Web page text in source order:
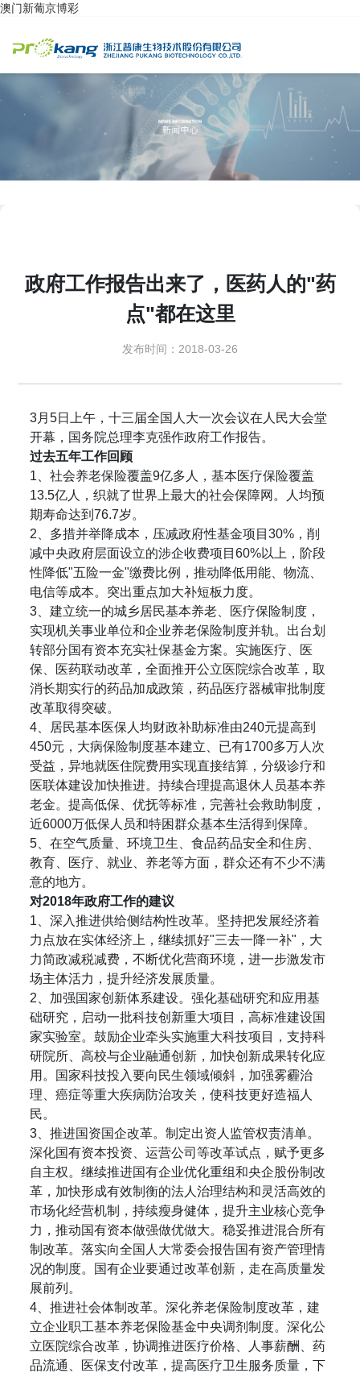
澳门新葡京博彩
政府工作报告出来了，医药人的"药
点"都在这里
发布时间：2018-03-26
3月5日上午，十三届全国人大一次会议在人民大会堂
开幕，国务院总理李克强作政府工作报告。
过去五年工作回顾
1、社会养老保险覆盖9亿多人，基本医疗保险覆盖
13.5亿人，织就了世界上最大的社会保障网。人均预
期寿命达到76.7岁。
2、多措并举降成本，压减政府性基金项目30%，削
减中央政府层面设立的涉企收费项目60%以上，阶段
性降低"五险一金"缴费比例，推动降低用能、物流、
电信等成本。突出重点加大补短板力度。
3、建立统一的城乡居民基本养老、医疗保险制度，
实现机关事业单位和企业养老保险制度并轨。出台划
转部分国有资本充实社保基金方案。实施医疗、医
保、医药联动改革，全面推开公立医院综合改革，取
消长期实行的药品加成政策，药品医疗器械审批制度
改革取得突破。
4、居民基本医保人均财政补助标准由240元提高到
450元，大病保险制度基本建立、已有1700多万人次
受益，异地就医住院费用实现直接结算，分级诊疗和
医联体建设加快推进。持续合理提高退休人员基本养
老金。提高低保、优抚等标准，完善社会救助制度，
近6000万低保人员和特困群众基本生活得到保障。
5、在空气质量、环境卫生、食品药品安全和住房、
教育、医疗、就业、养老等方面，群众还有不少不满
意的地方。
对2018年政府工作的建议
1、深入推进供给侧结构性改革。坚持把发展经济着
力点放在实体经济上，继续抓好"三去一降一补"，大
力简政减税减费，不断优化营商环境，进一步激发市
场主体活力，提升经济发展质量。
2、加强国家创新体系建设。强化基础研究和应用基
础研究，启动一批科技创新重大项目，高标准建设国
家实验室。鼓励企业牵头实施重大科技项目，支持科
研院所、高校与企业融通创新，加快创新成果转化应
用。国家科技投入要向民生领域倾斜，加强雾霾治
理、癌症等重大疾病防治攻关，使科技更好造福人
民。
3、推进国资国企改革。制定出资人监管权责清单。
深化国有资本投资、运营公司等改革试点，赋予更多
自主权。继续推进国有企业优化重组和央企股份制改
革，加快形成有效制衡的法人治理结构和灵活高效的
市场化经营机制，持续瘦身健体，提升主业核心竞争
力，推动国有资本做强做优做大。稳妥推进混合所有
制改革。落实向全国人大常委会报告国有资产管理情
况的制度。国有企业要通过改革创新，走在高质量发
展前列。
4、推进社会体制改革。深化养老保险制度改革，建
立企业职工基本养老保险基金中央调剂制度。深化公
立医院综合改革，协调推进医疗价格、人事薪酬、药
品流通、医保支付改革，提高医疗卫生服务质量，下